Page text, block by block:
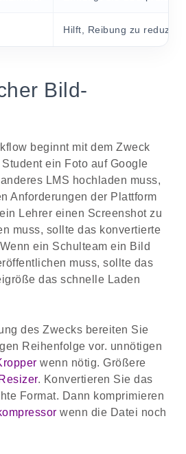
Hilft, Reibung zu
Bild-
beginnt mit dem Zweck
ein Foto auf Google
LMS hochladen muss,
Anforderungen der Plattform
Lehrer einen Screenshot zu
muss, sollte das konvertierte
ein Schulteam ein Bild
muss, sollte das
das schnelle Laden
des Zwecks bereiten Sie
Reihenfolge vor. unnötigen
wenn nötig. Größere
. Konvertieren Sie das
Format. Dann komprimieren
wenn die Datei noch